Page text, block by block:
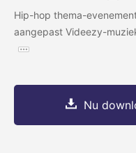
Hip-hop thema-
aangepast Videezy-
Nu